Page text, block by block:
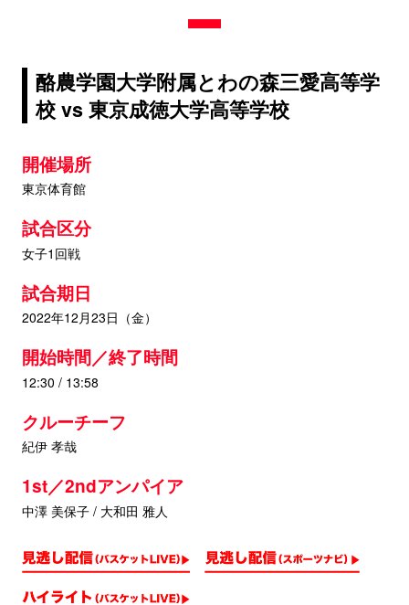
酪農学園大学附属とわの森三愛高等学
校 vs 東京成徳大学高等学校
開催場所
東京体育館
試合区分
女子1回戦
試合期日
2022年12月23日（金）
開始時間／終了時間
12:30 / 13:58
クルーチーフ
紀伊 孝哉
1st／2ndアンパイア
中澤 美保子 / 大和田 雅人